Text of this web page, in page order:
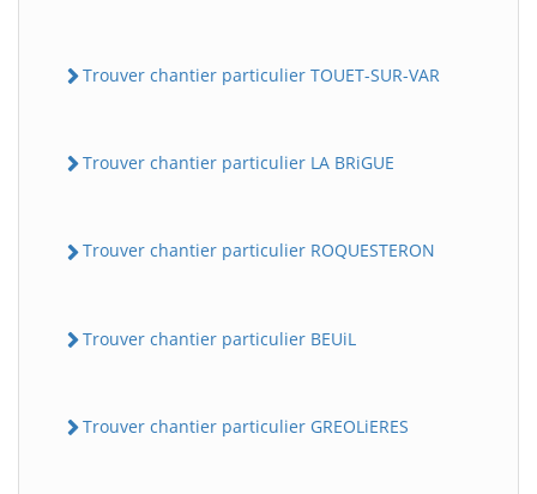
Trouver chantier particulier TOUET-SUR-VAR
Trouver chantier particulier LA BRiGUE
Trouver chantier particulier ROQUESTERON
Trouver chantier particulier BEUiL
Trouver chantier particulier GREOLiERES